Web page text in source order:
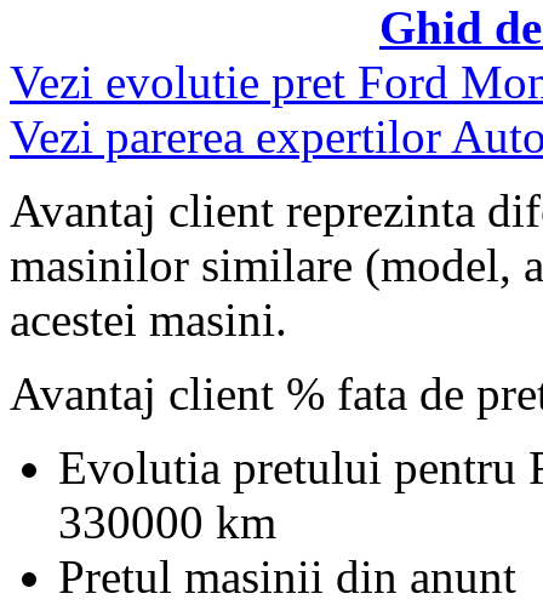
Ghid
Vezi evolutie pret Ford
Vezi parerea expertilor
Avantaj client reprezinta
masinilor similare (model,
acestei masini.
Avantaj client % fata de
Evolutia pretului pentru
330000 km
Pretul masinii din anunt